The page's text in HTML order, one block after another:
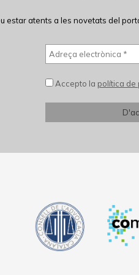
estar atents a les novetats del
Accepto la política de